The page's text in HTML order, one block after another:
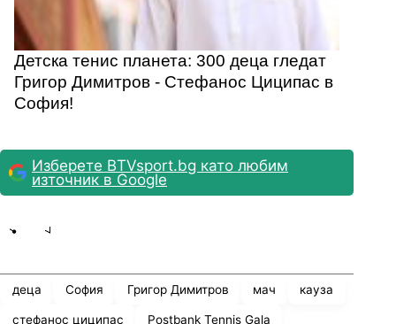
Детска тенис планета: 300 деца гледат
Григор Димитров - Стефанос Циципас в
София!
Изберете BTVsport.bg като любим
източник в Google
деца София Григор Димитров мач кауза
стефанос циципас Postbank Tennis Gala